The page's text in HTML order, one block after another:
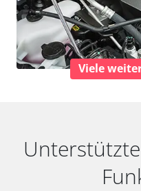
Viele